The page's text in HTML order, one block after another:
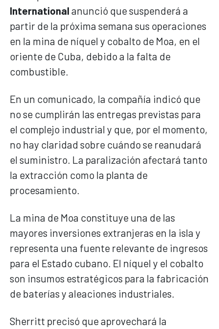
International anunció que suspenderá a
partir de la próxima semana sus operaciones
en la mina de níquel y cobalto de Moa, en el
oriente de Cuba, debido a la falta de
combustible.
En un comunicado, la compañía indicó que
no se cumplirán las entregas previstas para
el complejo industrial y que, por el momento,
no hay claridad sobre cuándo se reanudará
el suministro. La paralización afectará tanto
la extracción como la planta de
procesamiento.
La mina de Moa constituye una de las
mayores inversiones extranjeras en la isla y
representa una fuente relevante de ingresos
para el Estado cubano. El níquel y el cobalto
son insumos estratégicos para la fabricación
de baterías y aleaciones industriales.
Sherritt precisó que aprovechará la